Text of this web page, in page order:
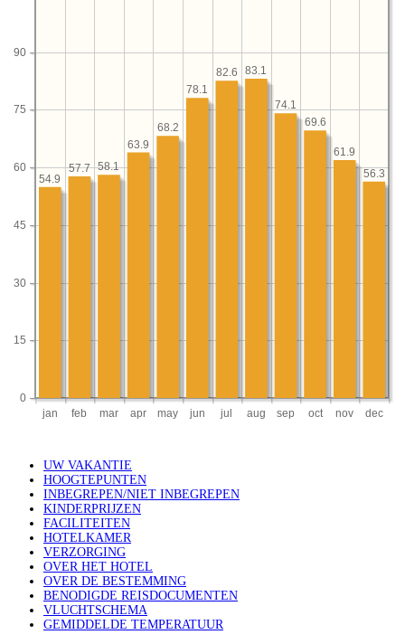
UW VAKANTIE
HOOGTEPUNTEN
INBEGREPEN/NIET INBEGREPEN
KINDERPRIJZEN
FACILITEITEN
HOTELKAMER
VERZORGING
OVER HET HOTEL
OVER DE BESTEMMING
BENODIGDE REISDOCUMENTEN
VLUCHTSCHEMA
GEMIDDELDE TEMPERATUUR